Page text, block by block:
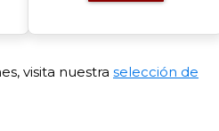
visita nuestra selección de